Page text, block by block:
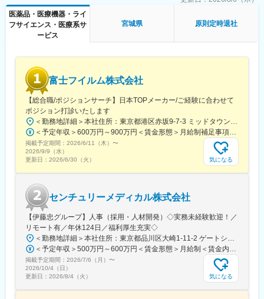
医薬品・医療機器・ライ
フサイエンス・医療系サ
ービス
宮城県 原則定時退社
富士フイルム株式会社
【総合職/ポジションサーチ】日本TOPメーカー/ご経験に合わせて
ポジション打診いたします
＜勤務地詳細＞本社住所：東京都港区赤坂9-7-3 ミッドタウン・ウェスト勤務地最寄駅：東京メトロ日比谷線／都営大江戸線／六本木駅受動喫煙対策：敷地内全面禁煙変更の範囲：会社の定める事業所（リモートワーク含む）
＜予定年収＞600万円～900万円＜賃金形態＞月給制補足事項なし＜賃金内訳＞月額（基本給）：300,000円～500,000円＜月給＞300,000円～500,000円＜昇給有無＞有＜残業手当＞有賃金はあくまでも目安の金額であり、選考を通じて上下する可能性があります。月給(月額)は固定手当を含めた表記です。
掲載予定期間： 2026/6/11（木） 〜
2026/9/9（水）
更新日： 2026/6/30（火） 気になる
センチュリーメディカル株式会社
【伊藤忠グループ】人事（採用・人材開発）◇実務未経験歓迎！／
リモート有／年休124日／福利厚生充実◇
＜勤務地詳細＞本社住所：東京都品川区大崎1-11-2 ゲートシティ大崎イーストタワー22Ｆ勤務地最寄駅：JR山手線／大崎駅受動喫煙対策：屋内全面禁煙変更の範囲：会社の定める事業所（リモートワーク含む）
＜予定年収＞500万円～600万円＜賃金形態＞月給制＜賃金内訳＞月額（基本給）：300,000円～350,000円＜月給＞300,000円～350,000円＜昇給有無＞有＜残業手当＞有＜給与補足＞上記年収は、あくまで目安であり、前職・経験を考慮し検討させて頂きます。■昇給：あり■賞与：あり※会社業績と個人業績に応じて算定されます。賃金はあくまでも目安の金額であり、選考を通じて上下する可能性があります。月給(月額)は固定手当を含めた表記です。
掲載予定期間： 2026/7/6（月） 〜
2026/10/4（日）
更新日： 2026/8/4（火） 気になる